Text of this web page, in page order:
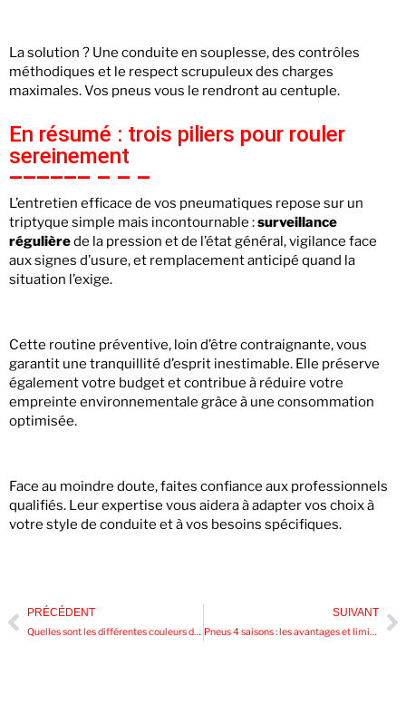
La solution ? Une conduite en souplesse, des contrôles
méthodiques et le respect scrupuleux des charges
maximales. Vos pneus vous le rendront au centuple.
En résumé : trois piliers pour rouler
sereinement
L’entretien efficace de vos pneumatiques repose sur un
triptyque simple mais incontournable :surveillance
régulièrede la pression et de l’état général, vigilance face
aux signes d’usure, et remplacement anticipé quand la
situation l’exige.
Cette routine préventive, loin d’être contraignante, vous
garantit une tranquillité d’esprit inestimable. Elle préserve
également votre budget et contribue à réduire votre
empreinte environnementale grâce à une consommation
optimisée.
Face au moindre doute, faites confiance aux professionnels
qualifiés. Leur expertise vous aidera à adapter vos choix à
votre style de conduite et à vos besoins spécifiques.
PRÉCÉDENT
Quelles sont les différentes couleurs disponibles pour les vitres teintées ?
SUIVANT
Pneus 4 saisons : les avantages et limites à connaître avant d’acheter